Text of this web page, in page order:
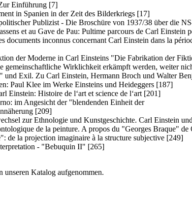
Einführung [7]
in Spanien in der Zeit des Bilderkriegs [17]
Publizist - Die Broschüre von 1937/38 über die
et au Gave de Pau: Pultime parcours de Carl Einstein
documents inconnus concernant Carl Einstein dans la
der Moderne in Carl Einsteins "Die Fabrikation der
gemeinschaftliche Wirklichkeit erkämpft werden, weiter
Exil. Zu Carl Einstein, Hermann Broch und Walter
Paul Klee im Werke Einsteins und Heideggers [187]
Einstein: Histoire de l‘art et science de l‘art [201]
im Angesicht der "blendenden Einheit der
[209]
zur Ethnologie und Kunstgeschichte. Carl Einstein
de la peinture. A propos du "Georges Braque"
de la projection imaginaire à la structure subjective [249]
- "Bebuquin II" [265]
Katalog aufgenommen.